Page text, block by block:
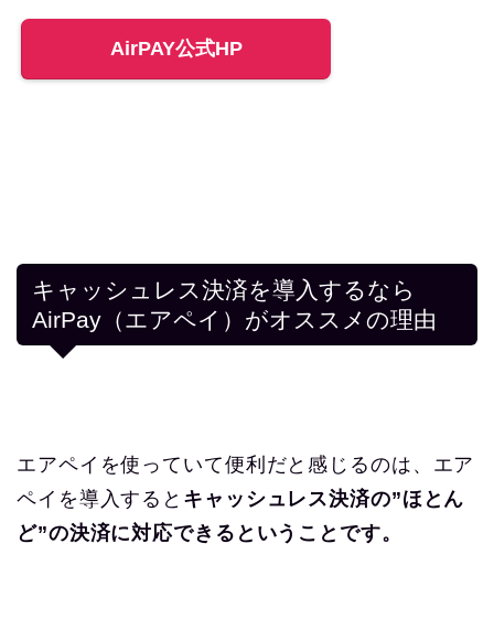
AirPAY公式HP
キャッシュレス決済を導入するなら
AirPay（エアペイ）がオススメの理由
エアペイを使っていて便利だと感じるのは、エア
ペイを導入すると キャッシュレス決済の”ほとん
ど”の決済に対応できるということです。